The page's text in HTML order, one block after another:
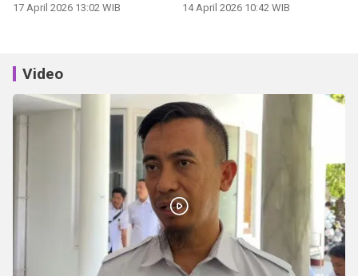
17 April 2026 13:02 WIB 14 April 2026 10:42 WIB
Video